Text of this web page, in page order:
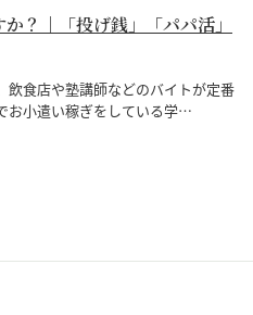
？｜「投げ銭」「パパ活」
飲食店や塾講師などのバイトが定番
お小遣い稼ぎをしている学…